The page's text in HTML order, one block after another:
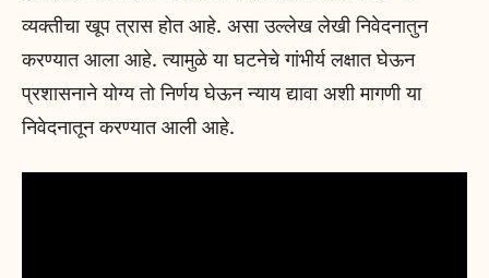
व्यक्तीचा खूप त्रास होत आहे. असा उल्लेख लेखी निवेदनातुन
करण्यात आला आहे. त्यामुळे या घटनेचे गांभीर्य लक्षात घेऊन
प्रशासनाने योग्य तो निर्णय घेऊन न्याय द्यावा अशी मागणी या
निवेदनातून करण्यात आली आहे.